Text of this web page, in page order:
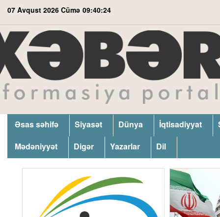
07 Avqust 2026 Cümə 09:40:25
Əsas səhifə Siyasət Dünya İqtisadiyyat
Mədəniyyət
Digər Yazarlar Dil